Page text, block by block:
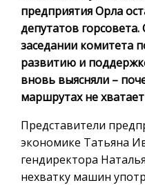
предприятия Орла
депутатов горсовета.
заседании комитета
развитию и
вновь выясняли –
маршрутах не
Представители
экономике Татьяна
гендиректора
нехватку машин